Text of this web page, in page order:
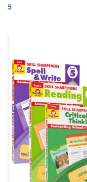
5